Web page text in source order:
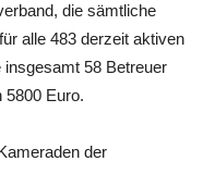
die sämtliche
alle 483 derzeit aktiven
58 Betreuer
5800 Euro.
der